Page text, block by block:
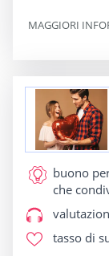
MAGGIORI
buono
che
tasso di